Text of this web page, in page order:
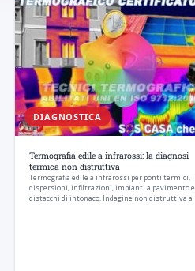
DIAGNOSTICA
Termografia edile a infrarossi: la diagnosi
termica non distruttiva
Termografia edile a infrarossi per ponti termici,
dispersioni, infiltrazioni, impianti a pavimento e
distacchi di intonaco. Indagine non distruttiva a